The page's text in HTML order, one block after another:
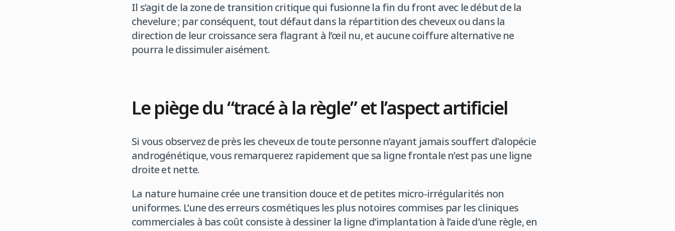
Il s’agit de la zone de transition critique qui fusionne la fin du front avec le début de la
chevelure ; par conséquent, tout défaut dans la répartition des cheveux ou dans la
direction de leur croissance sera flagrant à l’œil nu, et aucune coiffure alternative ne
pourra le dissimuler aisément.
Le piège du “tracé à la règle” et l’aspect artificiel
Si vous observez de près les cheveux de toute personne n’ayant jamais souffert d’alopécie
androgénétique, vous remarquerez rapidement que sa ligne frontale n’est pas une ligne
droite et nette.
La nature humaine crée une transition douce et de petites micro-irrégularités non
uniformes. L’une des erreurs cosmétiques les plus notoires commises par les cliniques
commerciales à bas coût consiste à dessiner la ligne d’implantation à l’aide d’une règle, en